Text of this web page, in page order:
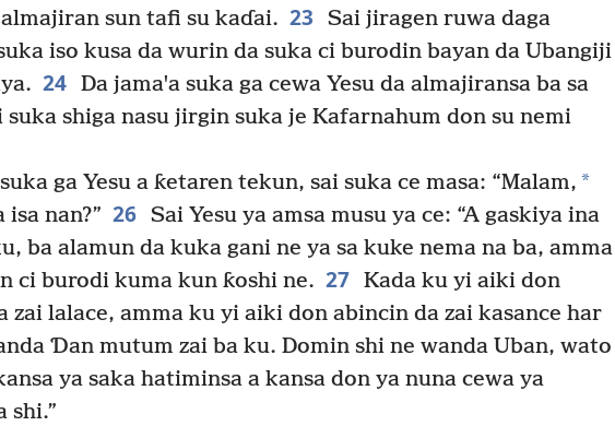
sun tafi su kaɗai. 23
Sai jiragen ruwa daga
iso kusa da wurin da suka ci burodin bayan da Ubangiji
24 Da jamaꞌa suka ga cewa Yesu da almajiransa ba sa
shiga nasu jirgin suka je Kafarnahum don su nemi
ga Yesu a ƙetaren tekun, sai suka ce masa: “Malam, *
isa nan?” 26 Sai Yesu ya amsa musu ya ce: “A gaskiya ina
ba alamun da kuka gani ne ya sa kuke nema na ba, amma
ci burodi kuma kun ƙoshi ne. 27 Kada ku yi aiki don
zai lalace, amma ku yi aiki don abincin da zai kasance har
Ɗan mutum zai ba ku. Domin shi ne wanda Uban, wato
ya saka hatiminsa a kansa don ya nuna cewa ya
shi.”